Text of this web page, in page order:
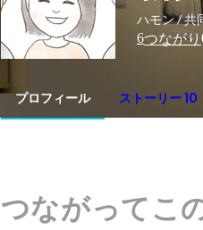
ハモン / 共
6つながり
プロフィール ストーリー 10
つながってこ